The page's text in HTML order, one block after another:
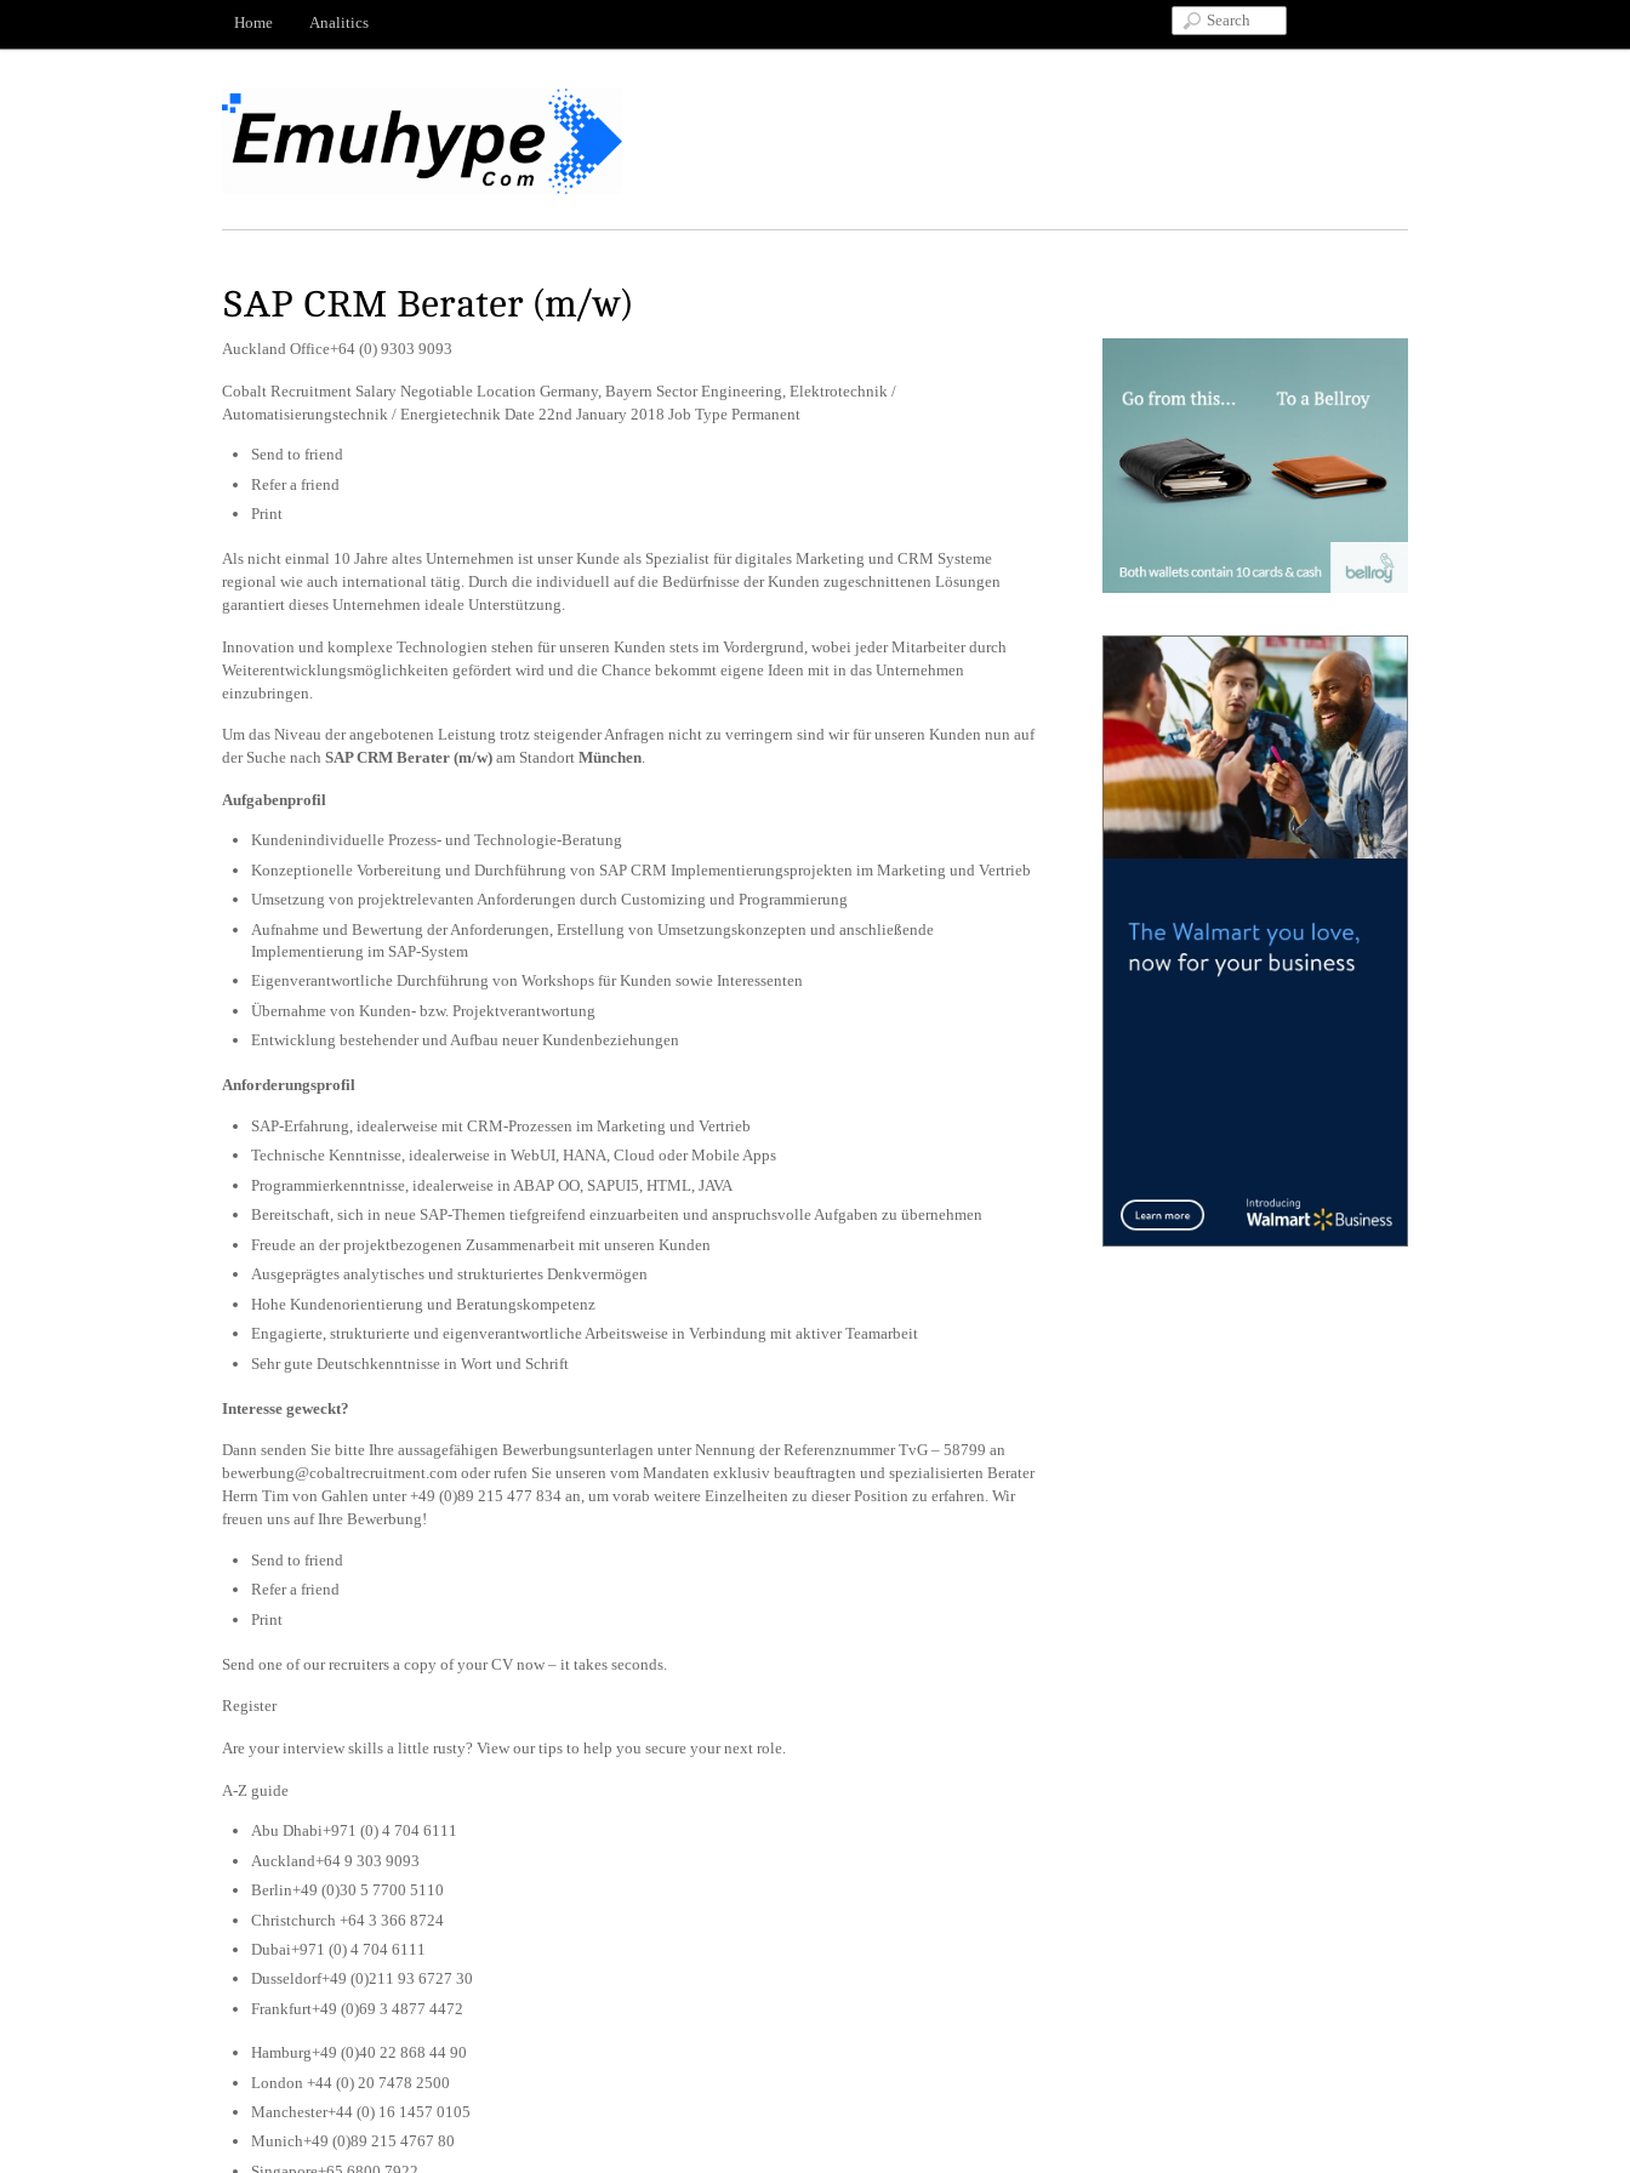
Home Analitics
SAP CRM Berater (m/w)
Auckland Office+64 (0) 9303 9093
Cobalt Recruitment Salary Negotiable Location Germany, Bayern Sector Engineering, Elektrotechnik /
Automatisierungstechnik / Energietechnik Date 22nd January 2018 Job Type Permanent
Send to friend
Refer a friend
Print
Als nicht einmal 10 Jahre altes Unternehmen ist unser Kunde als Spezialist für digitales Marketing und CRM Systeme
regional wie auch international tätig. Durch die individuell auf die Bedürfnisse der Kunden zugeschnittenen Lösungen
garantiert dieses Unternehmen ideale Unterstützung.
Innovation und komplexe Technologien stehen für unseren Kunden stets im Vordergrund, wobei jeder Mitarbeiter durch
Weiterentwicklungsmöglichkeiten gefördert wird und die Chance bekommt eigene Ideen mit in das Unternehmen
einzubringen.
Um das Niveau der angebotenen Leistung trotz steigender Anfragen nicht zu verringern sind wir für unseren Kunden nun auf
der Suche nach SAP CRM Berater (m/w) am Standort München.
Aufgabenprofil
Kundenindividuelle Prozess- und Technologie-Beratung
Konzeptionelle Vorbereitung und Durchführung von SAP CRM Implementierungsprojekten im Marketing und Vertrieb
Umsetzung von projektrelevanten Anforderungen durch Customizing und Programmierung
Aufnahme und Bewertung der Anforderungen, Erstellung von Umsetzungskonzepten und anschließende
Implementierung im SAP-System
Eigenverantwortliche Durchführung von Workshops für Kunden sowie Interessenten
Übernahme von Kunden- bzw. Projektverantwortung
Entwicklung bestehender und Aufbau neuer Kundenbeziehungen
Anforderungsprofil
SAP-Erfahrung, idealerweise mit CRM-Prozessen im Marketing und Vertrieb
Technische Kenntnisse, idealerweise in WebUI, HANA, Cloud oder Mobile Apps
Programmierkenntnisse, idealerweise in ABAP OO, SAPUI5, HTML, JAVA
Bereitschaft, sich in neue SAP-Themen tiefgreifend einzuarbeiten und anspruchsvolle Aufgaben zu übernehmen
Freude an der projektbezogenen Zusammenarbeit mit unseren Kunden
Ausgeprägtes analytisches und strukturiertes Denkvermögen
Hohe Kundenorientierung und Beratungskompetenz
Engagierte, strukturierte und eigenverantwortliche Arbeitsweise in Verbindung mit aktiver Teamarbeit
Sehr gute Deutschkenntnisse in Wort und Schrift
Interesse geweckt?
Dann senden Sie bitte Ihre aussagefähigen Bewerbungsunterlagen unter Nennung der Referenznummer TvG – 58799 an
bewerbung@cobaltrecruitment.com oder rufen Sie unseren vom Mandaten exklusiv beauftragten und spezialisierten Berater
Herrn Tim von Gahlen unter +49 (0)89 215 477 834 an, um vorab weitere Einzelheiten zu dieser Position zu erfahren. Wir
freuen uns auf Ihre Bewerbung!
Send to friend
Refer a friend
Print
Send one of our recruiters a copy of your CV now – it takes seconds.
Register
Are your interview skills a little rusty? View our tips to help you secure your next role.
A-Z guide
Abu Dhabi+971 (0) 4 704 6111
Auckland+64 9 303 9093
Berlin+49 (0)30 5 7700 5110
Christchurch +64 3 366 8724
Dubai+971 (0) 4 704 6111
Dusseldorf+49 (0)211 93 6727 30
Frankfurt+49 (0)69 3 4877 4472
Hamburg+49 (0)40 22 868 44 90
London +44 (0) 20 7478 2500
Manchester+44 (0) 16 1457 0105
Munich+49 (0)89 215 4767 80